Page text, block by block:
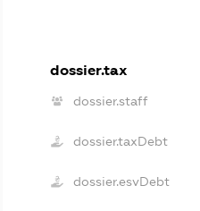
dossier.tax
dossier.staff
dossier.taxDebt
dossier.esvDebt